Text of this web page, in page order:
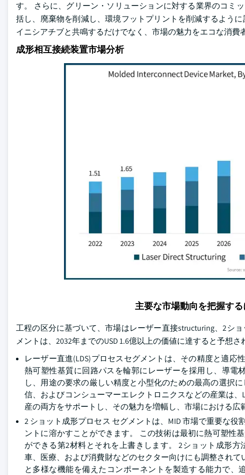
す。 さらに、グリーン・ソリューションに対する業界のコミ
括し、廃棄物を削減し、環境フットプリントを削減するよう
イニシアチブと共鳴するだけでなく、市場の魅力をエコな消費
成形相互接続装置市場分析
主要な市場動向を把握する
工程の区分に基づいて、市場はレーザー直接structuring、2シ
メントは、2032年までのUSD 1.6億以上の価値に達すると予想さ
レーザー直進(LDS)プロセスセグメントは、その精度と適応
熱可塑性基質に回路パスを輪郭にレーザーを採用し、導電
し、用途の要求の厳しい精度と小型化のための最高の選択
信、およびコンシューマーエレクトロニクスなどの産業は
産の両方をサポートし、その魅力を増幅し、市場における広
2 ショット成形プロセス セグメントは、MID 市場で重要な
ントに溶かすことができます。 この技術は最初に熱可塑性
ができる第2材料とそれを上書きします。 2ショット成形
車、医療、および消費財などのセクター向けにも調整され
と多様な機能を備えたコンポーネントを製造する能力で